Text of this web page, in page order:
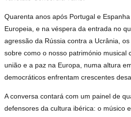
Quarenta anos após Portugal e
Europeia, e na véspera da entrada no
agressão da Rússia contra a Ucrânia,
sobre como o nosso património musical
união e a paz na Europa, numa altura
democráticos enfrentam crescentes
A conversa contará com um painel de
defensores da cultura ibérica: o músico